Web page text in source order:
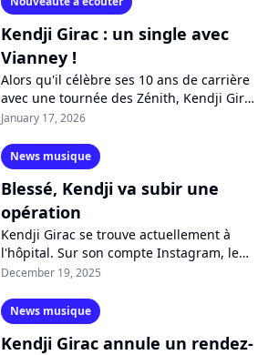
Kendji Girac : un single avec
Vianney !
Alors qu'il célèbre ses 10 ans de carrière
avec une tournée des Zénith, Kendji Girac
lance un nouveau single en radio. Pour
January 17, 2026
News musique
Blessé, Kendji va subir une
opération
Kendji Girac se trouve actuellement à
l'hôpital. Sur son compte Instagram, le
chanteur révèle s'être grièvement blessé
December 19, 2025
News musique
Kendji Girac annule un rendez-